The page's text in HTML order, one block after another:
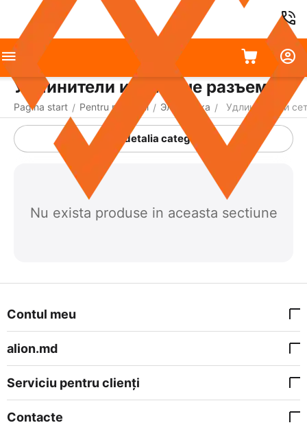
Удлинители и сетевые разъемы
Pagina start / Pentru reparații / Электрика / Удлинители и
A detalia categoria
Nu exista produse in aceasta sectiune
Contul meu
alion.md
Serviciu pentru clienți
Contacte